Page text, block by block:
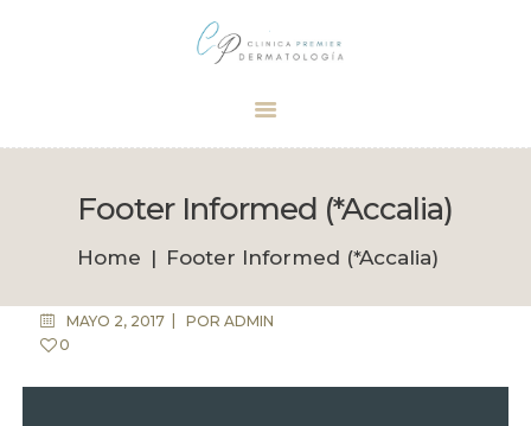
Footer Informed (*Accalia)
Home Footer Informed (*Accalia)
Tu dermatólogo de confianza en Palma
INICIO
CITA
BOUTIQUE
MAYO 2, 2017 POR ADMIN
0